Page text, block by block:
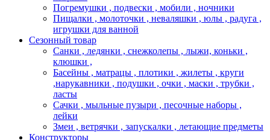
Погремушки , подвески , мобили , ночники
Пищалки , молоточки , неваляшки , юлы , радуга ,
игрушки для ванной
Сезонный товар
Санки , ледянки , снежколепы , лыжи, коньки ,
клюшки ,
Басейны , матрацы , плотики , жилеты , круги
,нарукавники , подушки , очки , маски , трубки ,
ласты
Сачки , мыльные пузыри , песочные наборы ,
лейки
Змеи , ветрячки , запускалки , летающие предметы
Конструкторы